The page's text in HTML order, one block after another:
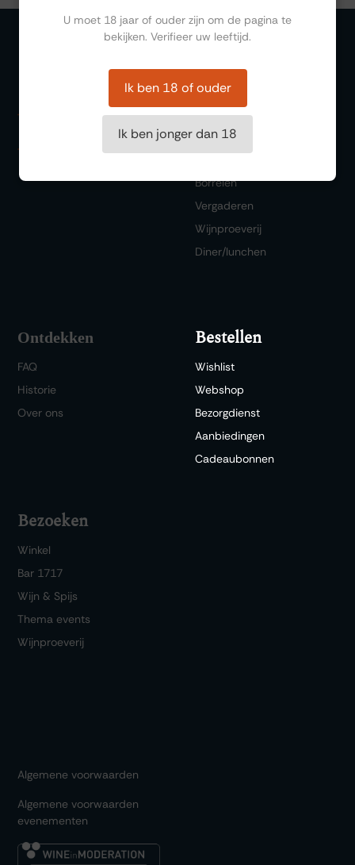
Organiseren
Zalen
Feesten
Borrelen
Vergaderen
Wijnproeverij
Diner/lunchen
Ontdekken
FAQ
Historie
Over ons
Bestellen
Wishlist
Webshop
Bezorgdienst
Aanbiedingen
Cadeaubonnen
Bezoeken
Winkel
Bar 1717
Wijn & Spijs
Thema events
Wijnproeverij
Algemene voorwaarden
Algemene voorwaarden
evenementen
U moet 18 jaar of ouder zijn om de pagina te
bekijken. Verifieer uw leeftijd.
Ik ben 18 of ouder
Ik ben jonger dan 18